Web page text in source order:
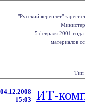
"Русский переплет"
5 февраля 2001
материалов
Тип
04.12.2008
15:03
ИТ-